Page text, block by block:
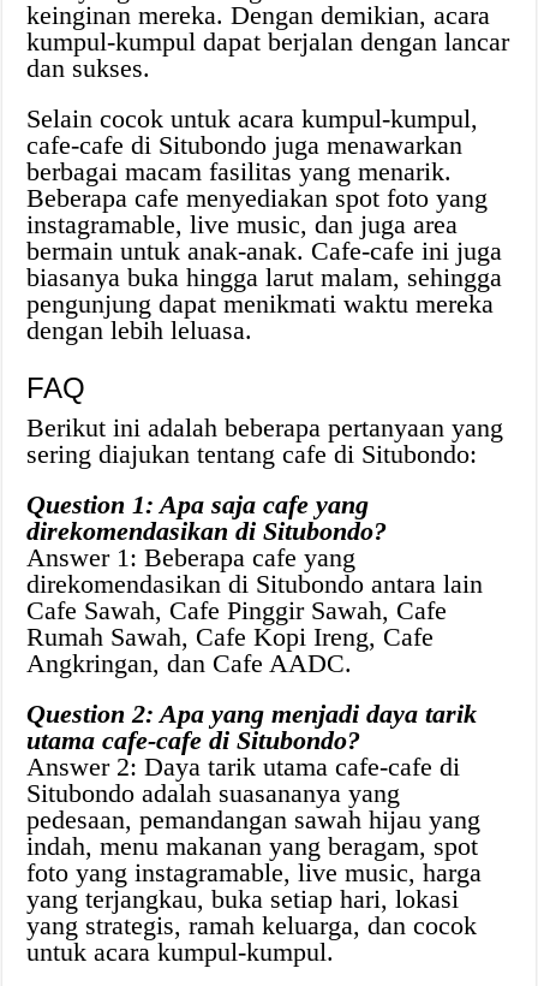
keinginan mereka. Dengan demikian, acara
kumpul-kumpul dapat berjalan dengan lancar
dan sukses.
Selain cocok untuk acara kumpul-kumpul,
cafe-cafe di Situbondo juga menawarkan
berbagai macam fasilitas yang menarik.
Beberapa cafe menyediakan spot foto yang
instagramable, live music, dan juga area
bermain untuk anak-anak. Cafe-cafe ini juga
biasanya buka hingga larut malam, sehingga
pengunjung dapat menikmati waktu mereka
dengan lebih leluasa.
FAQ
Berikut ini adalah beberapa pertanyaan yang
sering diajukan tentang cafe di Situbondo:
Question 1: Apa saja cafe yang
direkomendasikan di Situbondo?
Answer 1: Beberapa cafe yang
direkomendasikan di Situbondo antara lain
Cafe Sawah, Cafe Pinggir Sawah, Cafe
Rumah Sawah, Cafe Kopi Ireng, Cafe
Angkringan, dan Cafe AADC.
Question 2: Apa yang menjadi daya tarik
utama cafe-cafe di Situbondo?
Answer 2: Daya tarik utama cafe-cafe di
Situbondo adalah suasananya yang
pedesaan, pemandangan sawah hijau yang
indah, menu makanan yang beragam, spot
foto yang instagramable, live music, harga
yang terjangkau, buka setiap hari, lokasi
yang strategis, ramah keluarga, dan cocok
untuk acara kumpul-kumpul.